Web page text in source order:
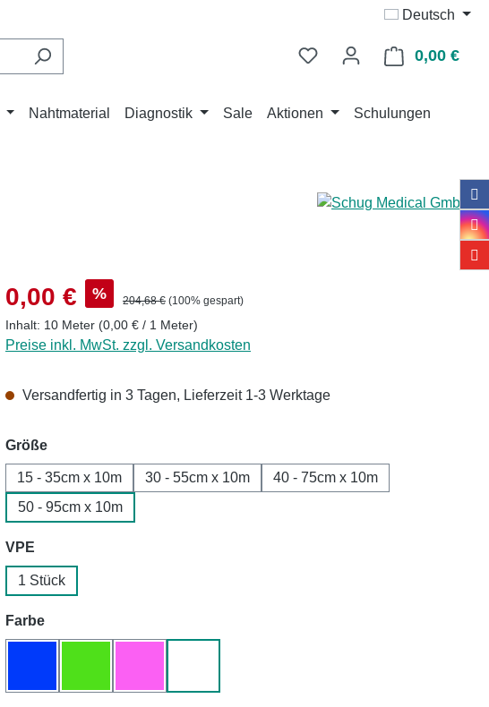
Deutsch
0,00 €
Nahtmaterial Diagnostik Sale Aktionen Schulungen
Verkaufspreis:
0,00 € % Regulärer Preis:
204,68 € (100% gespart)
Inhalt: 10 Meter (0,00 € / 1 Meter)
Preise inkl. MwSt. zzgl. Versandkosten
Versandfertig in 3 Tagen, Lieferzeit 1-3 Werktage
Größeauswählen
15 - 35cm x 10m 30 - 55cm x 10m
40 - 75cm x 10m
50 - 95cm x 10m
VPE
1 Stück
Farbeauswählen